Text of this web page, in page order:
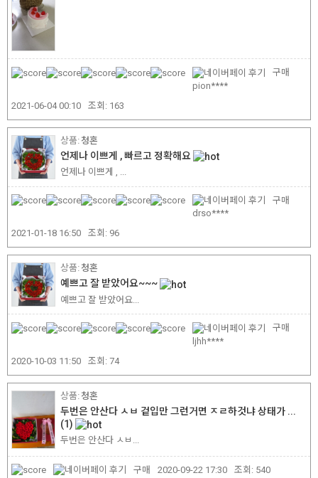
pion****
구매
2021-06-04 00:10 조회: 163
청혼
언제나 이쁘게 , 빠르고 정확해요
언제나 이쁘게 , ...
drso****
구매
2021-01-18 16:50 조회: 96
청혼
예쁘고 잘 받았어요~~~
예쁘고 잘 받았어요...
ljhh****
구매
2020-10-03 11:50 조회: 74
청혼
두번은 안산다 ㅅㅂ 겉입만 그런거면 ㅈㄹ하것냐 상태가 ...
(1)
두번은 안산다 ㅅㅂ...
구매 2020-09-22 17:30 조회: 540